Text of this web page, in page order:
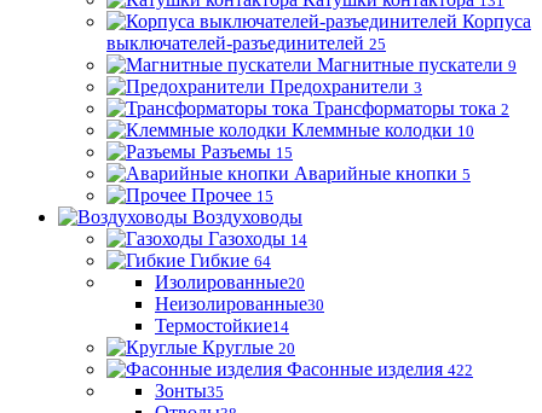
Корпуса
выключателей-разъединителей 25
Магнитные пускатели 9
Предохранители 3
Трансформаторы тока 2
Клеммные колодки 10
Разъемы 15
Аварийные кнопки 5
Прочее 15
Воздуховоды
Газоходы 14
Гибкие 64
Изолированные20
Неизолированные30
Термостойкие14
Круглые 20
Фасонные изделия 422
Зонты35